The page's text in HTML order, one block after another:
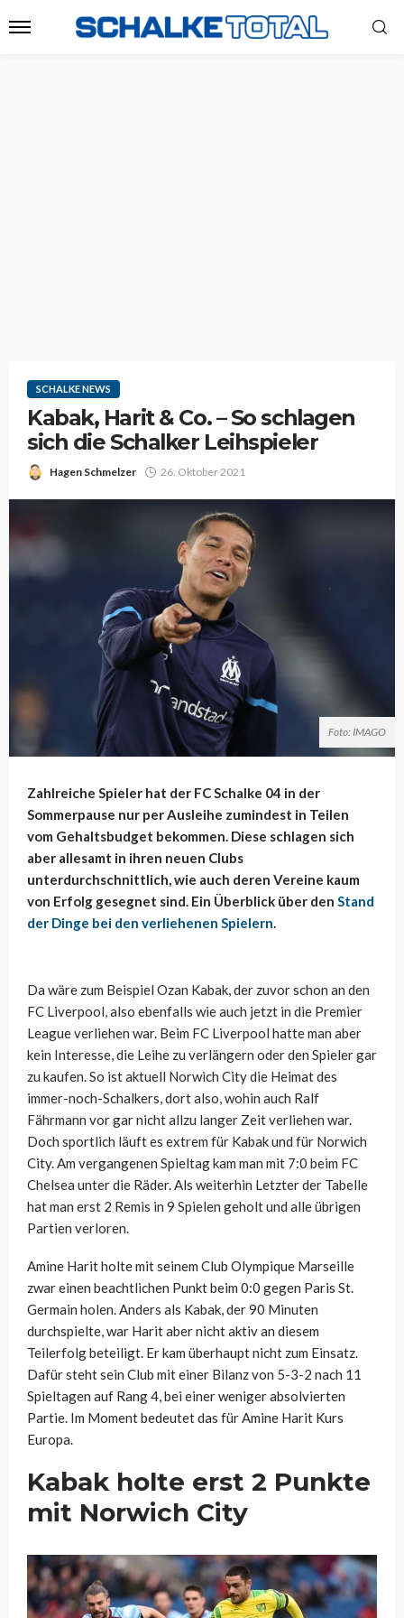
SCHALKE NEWS
Kabak, Harit & Co. – So schlagen
sich die Schalker Leihspieler
Hagen Schmelzer 26. Oktober 2021
Foto: IMAGO
Zahlreiche Spieler hat der FC Schalke 04 in der
Sommerpause nur per Ausleihe zumindest in Teilen
vom Gehaltsbudget bekommen. Diese schlagen sich
aber allesamt in ihren neuen Clubs
unterdurchschnittlich, wie auch deren Vereine kaum
von Erfolg gesegnet sind. Ein Überblick über den Stand
der Dinge bei den verliehenen Spielern.
Da wäre zum Beispiel Ozan Kabak, der zuvor schon an den
FC Liverpool, also ebenfalls wie auch jetzt in die Premier
League verliehen war. Beim FC Liverpool hatte man aber
kein Interesse, die Leihe zu verlängern oder den Spieler gar
zu kaufen. So ist aktuell Norwich City die Heimat des
immer-noch-Schalkers, dort also, wohin auch Ralf
Fährmann vor gar nicht allzu langer Zeit verliehen war.
Doch sportlich läuft es extrem für Kabak und für Norwich
City. Am vergangenen Spieltag kam man mit 7:0 beim FC
Chelsea unter die Räder. Als weiterhin Letzter der Tabelle
hat man erst 2 Remis in 9 Spielen geholt und alle übrigen
Partien verloren.
Amine Harit holte mit seinem Club Olympique Marseille
zwar einen beachtlichen Punkt beim 0:0 gegen Paris St.
Germain holen. Anders als Kabak, der 90 Minuten
durchspielte, war Harit aber nicht aktiv an diesem
Teilerfolg beteiligt. Er kam überhaupt nicht zum Einsatz.
Dafür steht sein Club mit einer Bilanz von 5-3-2 nach 11
Spieltagen auf Rang 4, bei einer weniger absolvierten
Partie. Im Moment bedeutet das für Amine Harit Kurs
Europa.
Kabak holte erst 2 Punkte
mit Norwich City